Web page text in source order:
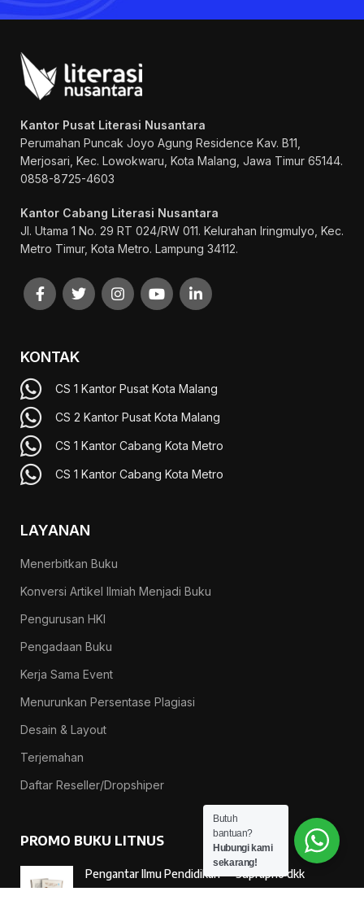
Kantor Pusat Literasi Nusantara
Perumahan Puncak Joyo Agung Residence Kav. B11,
Merjosari, Kec. Lowokwaru, Kota Malang, Jawa Timur 65144.
0858-8725-4603
Kantor Cabang Literasi Nusantara
Jl. Utama 1 No. 29 RT 024/RW 011. Kelurahan Iringmulyo, Kec.
Metro Timur, Kota Metro. Lampung 34112.
KONTAK
CS 1 Kantor Pusat Kota Malang
CS 2 Kantor Pusat Kota Malang
CS 1 Kantor Cabang Kota Metro
CS 1 Kantor Cabang Kota Metro
LAYANAN
Menerbitkan Buku
Konversi Artikel Ilmiah Menjadi Buku
Pengurusan HKI
Pengadaan Buku
Kerja Sama Event
Menurunkan Persentase Plagiasi
Desain & Layout
Terjemahan
Daftar Reseller/Dropshiper
PROMO BUKU LITNUS
Pengantar Ilmu Pendidikan — Suprapno dkk
Butuh
bantuan?
Hubungi kami
sekarang!